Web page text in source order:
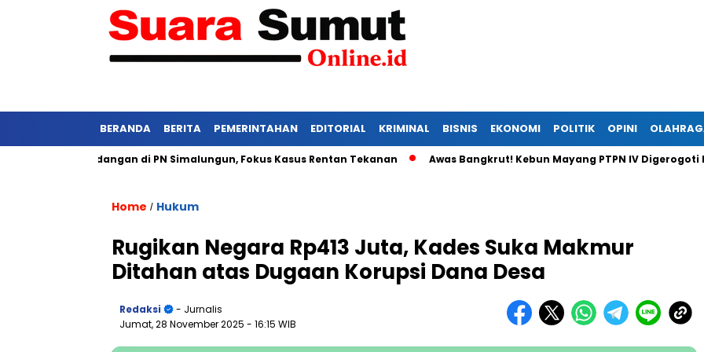
BERANDA BERITA PEMERINTAHAN EDITORIAL KRIMINAL BISNIS EKONOMI POLITIK OPINI
Persidangan di PN Simalungun, Fokus Kasus Rentan Tekanan Awas Bangkrut! Kebun Mayang PTPN IV Digerogoti
Home / Hukum
Rugikan Negara Rp413 Juta, Kades Suka Makmur
Ditahan atas Dugaan Korupsi Dana Desa
Redaksi
- Jurnalis
Jumat, 28 November 2025 - 16:15 WIB